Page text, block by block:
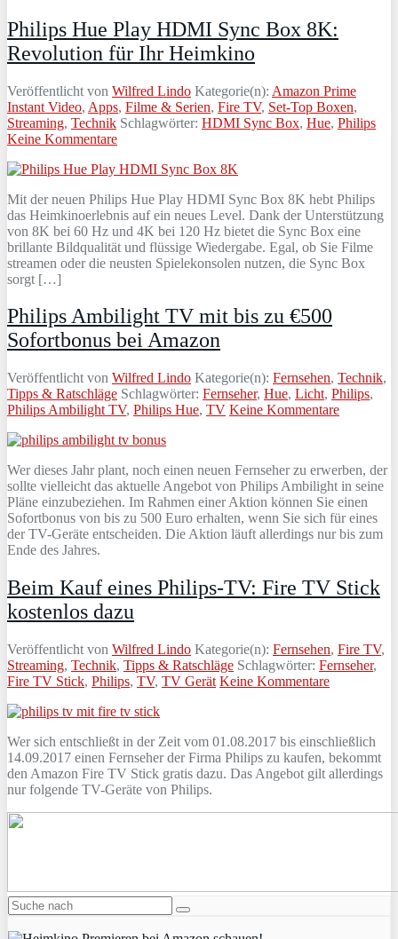
Philips Hue Play HDMI Sync Box 8K:
Revolution für Ihr Heimkino
Veröffentlicht von Wilfred Lindo Kategorie(n): Amazon Prime
Instant Video, Apps, Filme & Serien, Fire TV, Set-Top Boxen,
Streaming, Technik Schlagwörter: HDMI Sync Box, Hue, Philips
Keine Kommentare
Mit der neuen Philips Hue Play HDMI Sync Box 8K hebt Philips
das Heimkinoerlebnis auf ein neues Level. Dank der Unterstützung
von 8K bei 60 Hz und 4K bei 120 Hz bietet die Sync Box eine
brillante Bildqualität und flüssige Wiedergabe. Egal, ob Sie Filme
streamen oder die neusten Spielekonsolen nutzen, die Sync Box
sorgt […]
Philips Ambilight TV mit bis zu €500
Sofortbonus bei Amazon
Veröffentlicht von Wilfred Lindo Kategorie(n): Fernsehen, Technik,
Tipps & Ratschläge Schlagwörter: Fernseher, Hue, Licht, Philips,
Philips Ambilight TV, Philips Hue, TV Keine Kommentare
Wer dieses Jahr plant, noch einen neuen Fernseher zu erwerben, der
sollte vielleicht das aktuelle Angebot von Philips Ambilight in seine
Pläne einzubeziehen. Im Rahmen einer Aktion können Sie einen
Sofortbonus von bis zu 500 Euro erhalten, wenn Sie sich für eines
der TV-Geräte entscheiden. Die Aktion läuft allerdings nur bis zum
Ende des Jahres.
Beim Kauf eines Philips-TV: Fire TV Stick
kostenlos dazu
Veröffentlicht von Wilfred Lindo Kategorie(n): Fernsehen, Fire TV,
Streaming, Technik, Tipps & Ratschläge Schlagwörter: Fernseher,
Fire TV Stick, Philips, TV, TV Gerät Keine Kommentare
Wer sich entschließt in der Zeit vom 01.08.2017 bis einschließlich
14.09.2017 einen Fernseher der Firma Philips zu kaufen, bekommt
den Amazon Fire TV Stick gratis dazu. Das Angebot gilt allerdings
nur folgende TV-Geräte von Philips.